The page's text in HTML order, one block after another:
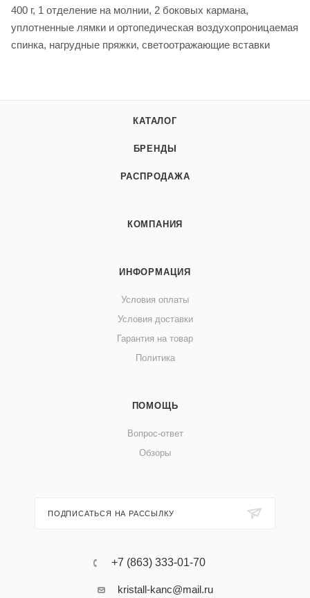
400 г, 1 отделение на молнии, 2 боковых кармана,
уплотненные лямки и ортопедическая воздухопроницаемая
спинка, нагрудные пряжки, светоотражающие вставки
КАТАЛОГ
БРЕНДЫ
РАСПРОДАЖА
КОМПАНИЯ
ИНФОРМАЦИЯ
Условия оплаты
Условия доставки
Гарантия на товар
Политика
ПОМОЩЬ
Вопрос-ответ
Обзоры
ПОДПИСАТЬСЯ НА РАССЫЛКУ
+7 (863) 333-01-70
kristall-kanc@mail.ru